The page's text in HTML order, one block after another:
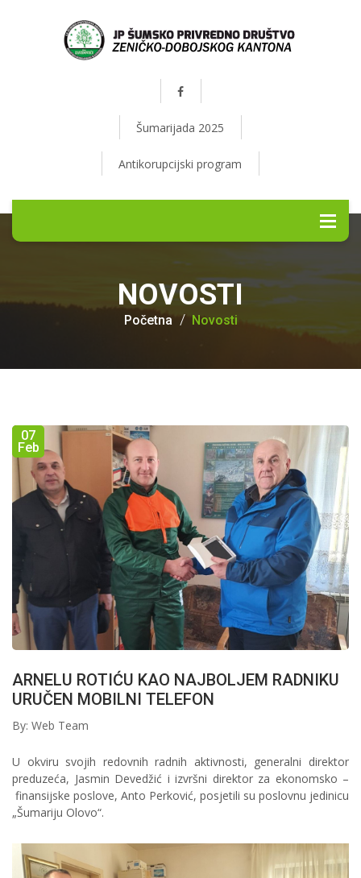
Šumarijada 2025
Antikorupcijski program
NOVOSTI
Početna Novosti
07
Feb
ARNELU ROTIĆU KAO NAJBOLJEM RADNIKU
URUČEN MOBILNI TELEFON
By: Web Team
U okviru svojih redovnih radnih aktivnosti, generalni direktor
preduzeća, Jasmin Devedžić i izvršni direktor za ekonomsko –
finansijske poslove, Anto Perković, posjetili su poslovnu jedinicu
„Šumariju Olovo“.